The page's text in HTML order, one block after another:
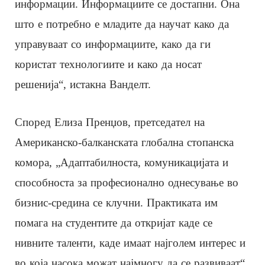
информации. Информациите се достапни. Она
што е потребно е младите да научат како да
управуваат со информациите, како да ги
користат технологиите и како да носат
решенија“, истакна Ванделт.
Според Елиза Пренџов, претседател на
Американско-балканската глобална стопанска
комора, „Адаптабилноста, комуникацијата и
способноста за професионално однесување во
бизнис-средина се клучни. Практиката им
помага на студентите да откријат каде се
нивните таленти, каде имаат најголем интерес и